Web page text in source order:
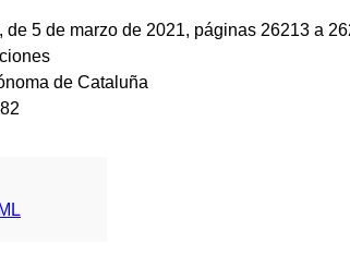
de 5 de marzo de 2021, páginas 26213 a
de Cataluña